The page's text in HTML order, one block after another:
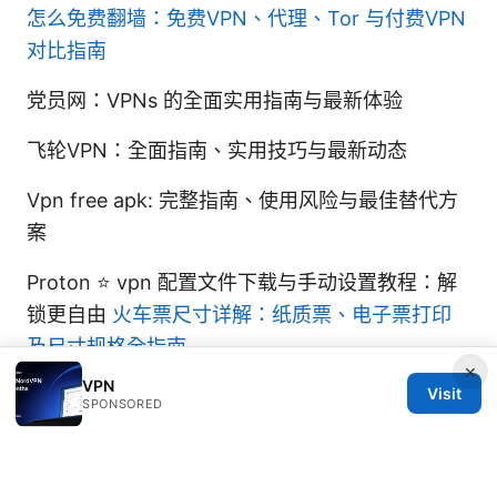
怎么免费翻墙：免费VPN、代理、Tor 与付费VPN
对比指南
党员网：VPNs 的全面实用指南与最新体验
飞轮VPN：全面指南、实用技巧与最新动态
Vpn free apk: 完整指南、使用风险与最佳替代方
案
Proton ⭐ vpn 配置文件下载与手动设置教程：解
锁更自由 火车票尺寸详解：纸质票、电子票打印
及尺寸规格全指南
×
VPN
SPONSORED
Visit